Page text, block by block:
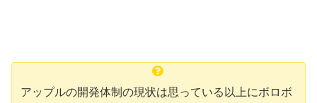
アップルの開発体制の現状は思っている以上にボロボ